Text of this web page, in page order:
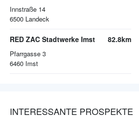
Innstraße 14
6500 Landeck
RED ZAC Stadtwerke Imst
Pfarrgasse 3
6460 Imst
82.8km
INTERESSANTE PROSPEKTE